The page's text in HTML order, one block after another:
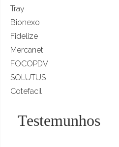
Tray
Bionexo
Fidelize
Mercanet
FOCOPDV
SOLUTUS
Cotefacil
Testemunhos